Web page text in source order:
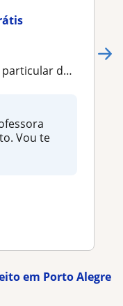
forma leve, simples e direta, tirando
Vou te
em Porto Alegre